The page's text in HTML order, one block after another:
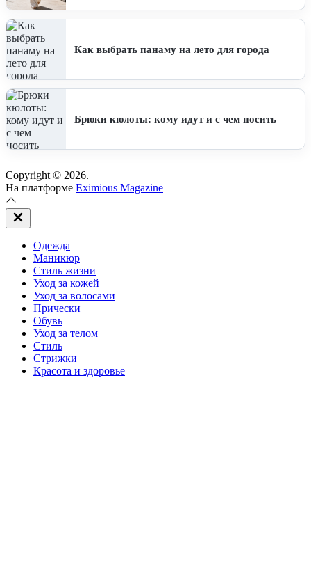
Как выбрать панаму на лето для города
Брюки кюлоты: кому идут и с чем носить
Copyright © 2026.
На платформе Eximious Magazine
Закрыть
вне
Одежда
Маникюр
Стиль жизни
Уход за кожей
Уход за волосами
Прически
Обувь
Уход за телом
Стиль
Стрижки
Красота и здоровье